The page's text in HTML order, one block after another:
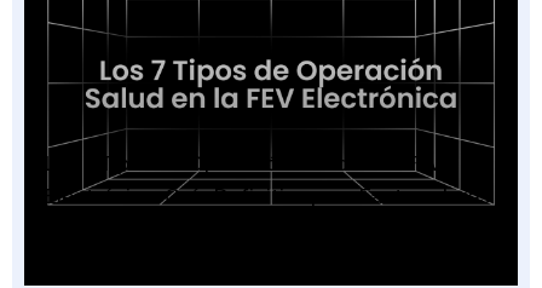
Los 7 Tipos de Operación Salud en la FEV
Electrónica: Guía Definitiva para Facturadores